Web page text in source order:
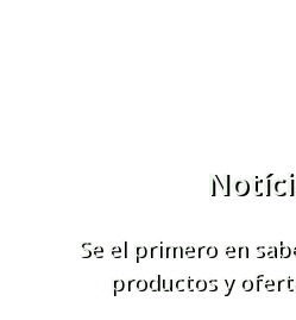
Se el primero en
productos y